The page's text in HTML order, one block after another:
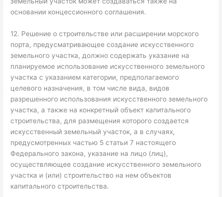
основании концессионного соглашения.
12. Решение о строительстве или расширении морского
порта, предусматривающее создание искусственного
земельного участка, должно содержать указание на
планируемое использование искусственного земельного
участка с указанием категории, предполагаемого
целевого назначения, в том числе вида, видов
разрешенного использования искусственного земельного
участка, а также на конкретный объект капитального
строительства, для размещения которого создается
искусственный земельный участок, а в случаях,
предусмотренных частью 5 статьи 7 настоящего
Федерального закона, указание на лицо (лиц),
осуществляющее создание искусственного земельного
участка и (или) строительство на нем объектов
капитального строительства.